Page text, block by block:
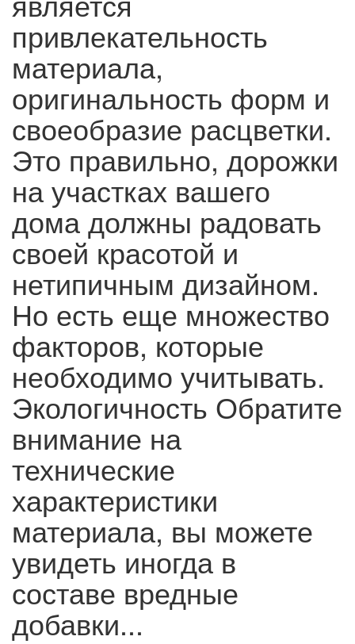
привлекательность
материала,
оригинальность форм и
своеобразие расцветки.
Это правильно, дорожки
на участках вашего
дома должны радовать
своей красотой и
нетипичным дизайном.
Но есть еще множество
факторов, которые
необходимо учитывать.
Экологичность Обратите
внимание на
технические
характеристики
материала, вы можете
увидеть иногда в
составе вредные
добавки...